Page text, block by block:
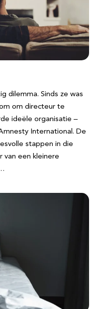
dilemma. Sinds ze was
om directeur te
ideële organisatie –
International. De
stappen in die
van een kleinere